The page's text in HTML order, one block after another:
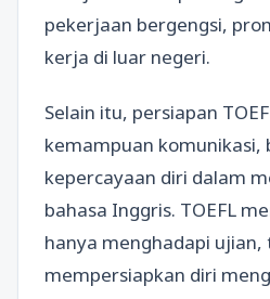
pekerjaan bergengsi,
kerja di luar negeri.
Selain itu, persiapan
kemampuan komunikasi,
kepercayaan diri dalam
bahasa Inggris. TOEFL
hanya menghadapi
mempersiapkan diri